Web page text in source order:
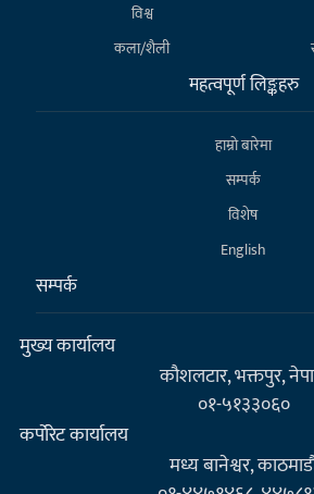
विश्व
कला/शैली
महत्वपूर्ण लिङ्कहरु
हाम्राे बारेमा
सम्पर्क
विशेष
English
सम्पर्क
मुख्य कार्यालय
कौशलटार, भक्तपुर,
०१-५१३३०६०
कर्पाेरेट कार्यालय
मध्य बानेश्वर,